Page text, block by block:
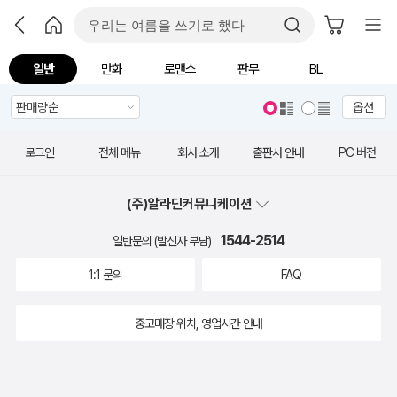
일반 만화 로맨스 판무 BL
옵션
로그인 전체 메뉴 회사 소개 출판사 안내 PC 버전
(주)알라딘커뮤니케이션
일반문의 (발신자 부담) 1544-2514
1:1 문의 FAQ
중고매장 위치, 영업시간 안내